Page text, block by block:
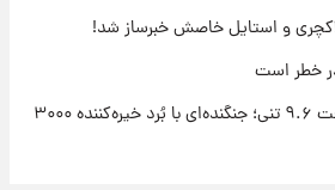
لاکچری و استایل خاصش خبرساز شد!
خطر است
سوخو-۳۰ با مخزن سوخت ۹.۶ تنی؛ جنگنده‌ای با بُرد خیره‌کننده ۳۰۰۰